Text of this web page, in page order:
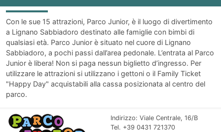
Con le sue 15 attrazioni, Parco Junior, è il luogo di divertimento
a Lignano Sabbiadoro destinato alle famiglie con bimbi di
qualsiasi età. Parco Junior è situato nel cuore di Lignano
Sabbiadoro, a pochi passi dall’area pedonale. L’entrata al Parco
Junior è libera! Non si paga nessun biglietto d’ingresso. Per
utilizzare le attrazioni si utilizzano i gettoni o il Family Ticket
"Happy Day" acquistabili alla cassa posizionata al centro del
parco.
Indirizzo: Viale Centrale, 16/B
Tel. +39 0431 721370